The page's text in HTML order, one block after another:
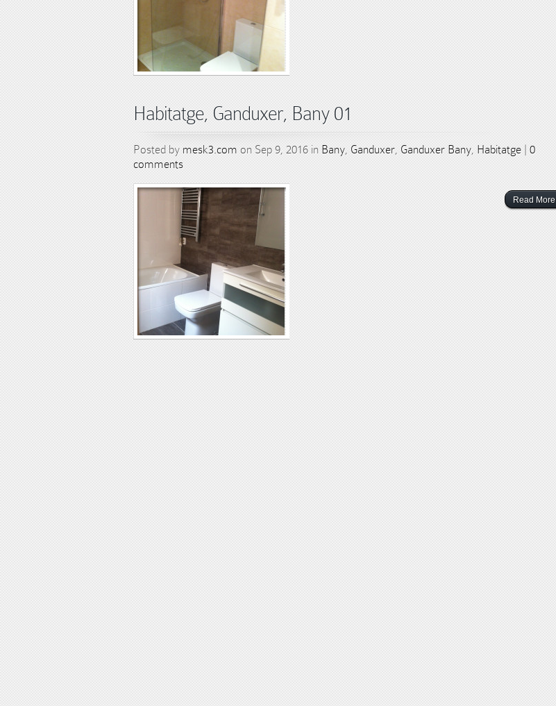
Habitatge, Ganduxer, Bany 01
Posted by mesk3.com on Sep 9, 2016 in Bany, Ganduxer, Ganduxer Bany, Habitatge
0
comments
Read More